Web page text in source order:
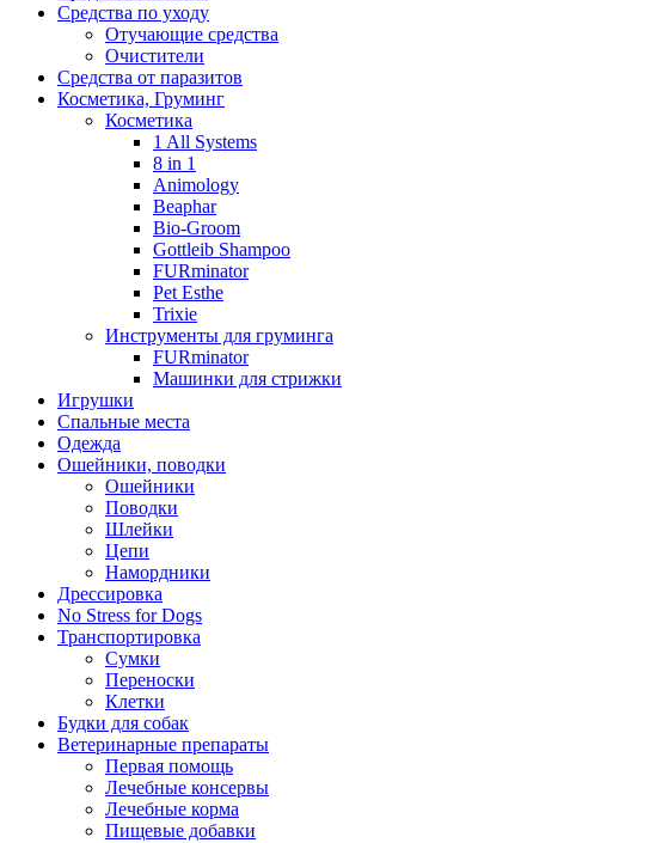
Средства по уходу
Отучающие средства
Очистители
Средства от паразитов
Косметика, Груминг
Косметика
1 All Systems
8 in 1
Animology
Beaphar
Bio-Groom
Gottleib Shampoo
FURminator
Pet Esthe
Trixie
Инструменты для груминга
FURminator
Машинки для стрижки
Игрушки
Спальные места
Одежда
Ошейники, поводки
Ошейники
Поводки
Шлейки
Цепи
Намордники
Дрессировка
No Stress for Dogs
Транспортировка
Сумки
Переноски
Клетки
Будки для собак
Ветеринарные препараты
Первая помощь
Лечебные консервы
Лечебные корма
Пищевые добавки